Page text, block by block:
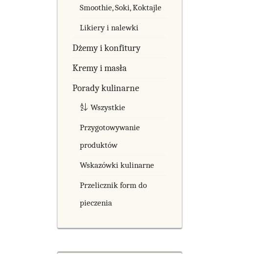
Smoothie, Soki, Koktajle
Likiery i nalewki
Dżemy i konfitury
Kremy i masła
Porady kulinarne
Wszystkie
Przygotowywanie
produktów
Wskazówki kulinarne
Przelicznik form do
pieczenia